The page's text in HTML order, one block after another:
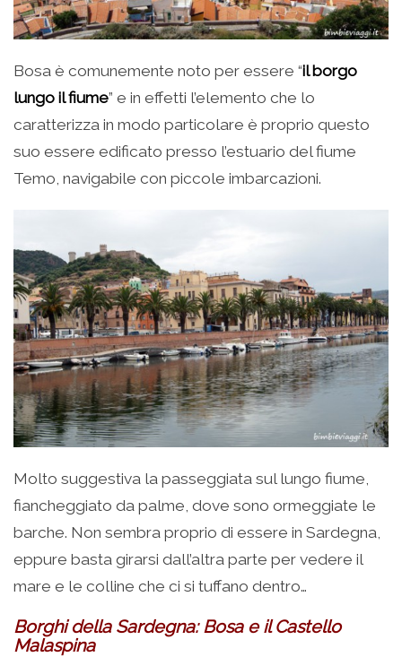
Bosa è comunemente noto per essere “il borgo
lungo il fiume” e in effetti l’elemento che lo
caratterizza in modo particolare è proprio questo
suo essere edificato presso l’estuario del fiume
Temo, navigabile con piccole imbarcazioni.
Molto suggestiva la passeggiata sul lungo fiume,
fiancheggiato da palme, dove sono ormeggiate le
barche. Non sembra proprio di essere in Sardegna,
eppure basta girarsi dall’altra parte per vedere il
mare e le colline che ci si tuffano dentro…
Borghi della Sardegna: Bosa e il Castello
Malaspina